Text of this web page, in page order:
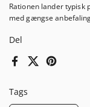
Del
FacebookX (Twitter)Pinterest
Tags
Rationen lander typisk
med gængse